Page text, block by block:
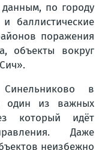
по городу
баллистические
поражения
объекты вокруг
в
один из важных
который идёт
Даже
неизбежно